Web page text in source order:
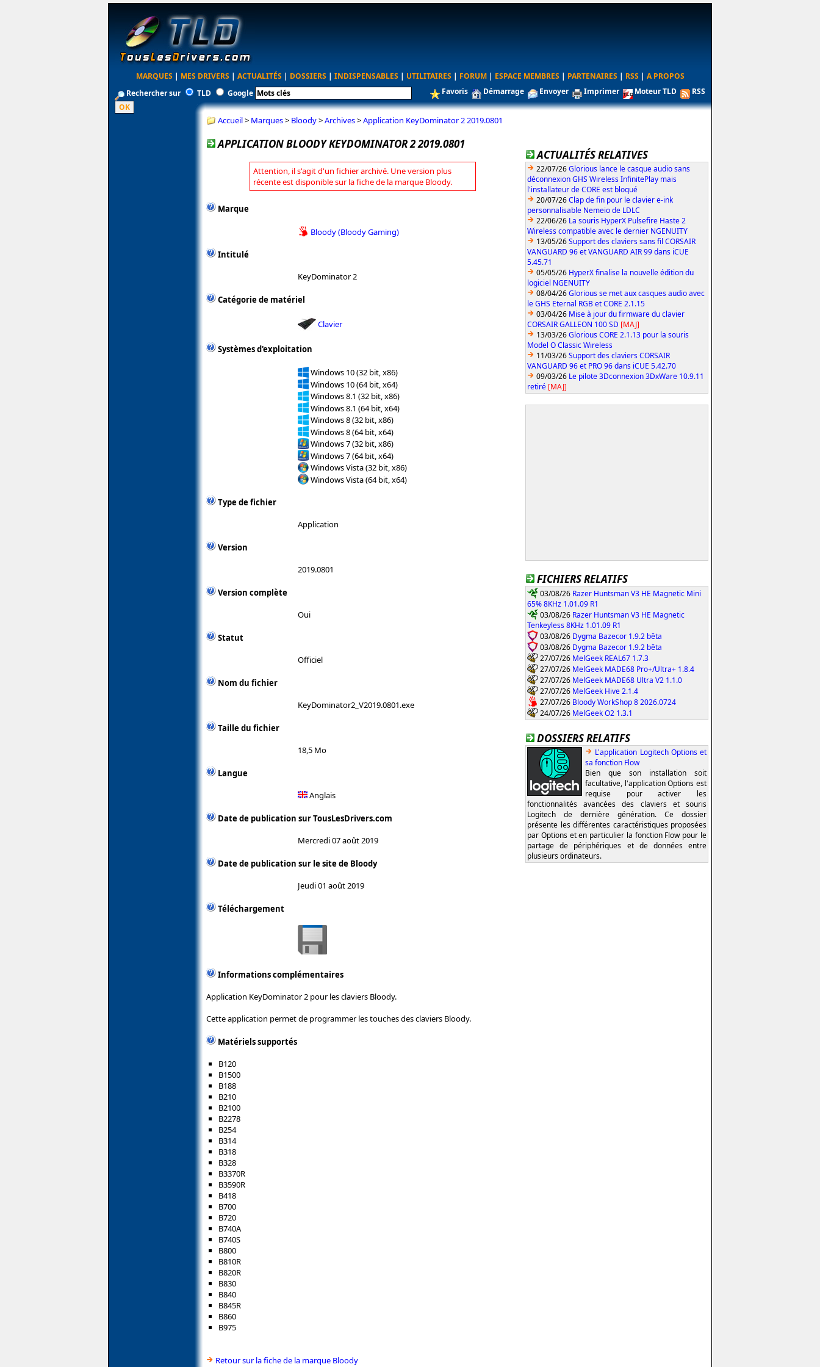
MARQUES | MES DRIVERS | ACTUALITÉS | DOSSIERS | INDISPENSABLES | UTILITAIRES | FORUM | ESPACE MEMBRES | PARTENAIRES | RSS | A PROPOS
Rechercher sur
TLD Google Favoris Démarrage Envoyer Imprimer Moteur TLD RSS
Accueil> Marques> Bloody>Archives>Application KeyDominator 2 2019.0801
APPLICATION BLOODY KEYDOMINATOR 2 2019.0801
Attention, il s'agit d'un fichier archivé. Une version plus
récente est disponible sur la fiche de la marque Bloody.
Marque
Bloody (Bloody Gaming)
Intitulé
KeyDominator 2
Catégorie de matériel
Clavier
Systèmes d'exploitation
Windows 10 (32 bit, x86)
Windows 10 (64 bit, x64)
Windows 8.1 (32 bit, x86)
Windows 8.1 (64 bit, x64)
Windows 8 (32 bit, x86)
Windows 8 (64 bit, x64)
Windows 7 (32 bit, x86)
Windows 7 (64 bit, x64)
Windows Vista (32 bit, x86)
Windows Vista (64 bit, x64)
Type de fichier
Application
Version
2019.0801
Version complète
Oui
Statut
Officiel
Nom du fichier
KeyDominator2_V2019.0801.exe
Taille du fichier
18,5 Mo
Langue
Anglais
Date de publication sur TousLesDrivers.com
Mercredi 07 août 2019
Date de publication sur le site de Bloody
Jeudi 01 août 2019
Téléchargement
Informations complémentaires
Application KeyDominator 2 pour les claviers Bloody.
Cette application permet de programmer les touches des claviers Bloody.
Matériels supportés
B120
B1500
B188
B210
B2100
B2278
B254
B314
B318
B328
B3370R
B3590R
B418
B700
B720
B740A
B740S
B800
B810R
B820R
B830
B840
B845R
B860
B975
Retour sur la fiche de la marque Bloody
ACTUALITÉS RELATIVES
22/07/26Glorious lance le casque audio sans
déconnexion GHS Wireless InfinitePlay mais
l'installateur de CORE est bloqué
20/07/26Clap de fin pour le clavier e-ink
personnalisable Nemeio de LDLC
22/06/26 La souris HyperX Pulsefire Haste 2
Wireless compatible avec le dernier NGENUITY
13/05/26Support des claviers sans fil CORSAIR
VANGUARD 96 et VANGUARD AIR 99 dans iCUE
5.45.71
05/05/26 HyperX finalise la nouvelle édition du
logiciel NGENUITY
08/04/26Glorious se met aux casques audio avec
le GHS Eternal RGB et CORE 2.1.15
03/04/26 Mise à jour du firmware du clavier
CORSAIR GALLEON 100 SD [MAJ]
13/03/26Glorious CORE 2.1.13 pour la souris
Model O Classic Wireless
11/03/26Support des claviers CORSAIR
VANGUARD 96 et PRO 96 dans iCUE 5.42.70
09/03/26 Le pilote 3Dconnexion 3DxWare 10.9.11
retiré [MAJ]
FICHIERS RELATIFS
03/08/26 Razer Huntsman V3 HE Magnetic Mini
65% 8KHz 1.01.09 R1
03/08/26 Razer Huntsman V3 HE Magnetic
Tenkeyless 8KHz 1.01.09 R1
03/08/26 Dygma Bazecor 1.9.2 bêta
03/08/26 Dygma Bazecor 1.9.2 bêta
27/07/26 MelGeek REAL67 1.7.3
27/07/26 MelGeek MADE68 Pro+/Ultra+ 1.8.4
27/07/26 MelGeek MADE68 Ultra V2 1.1.0
27/07/26 MelGeek Hive 2.1.4
27/07/26 Bloody WorkShop 8 2026.0724
24/07/26 MelGeek O2 1.3.1
DOSSIERS RELATIFS
L'application Logitech Options et
sa fonction Flow
Bien que son installation soit
facultative, l'application Options est
requise pour activer les
fonctionnalités avancées des claviers et souris
Logitech de dernière génération. Ce dossier
présente les différentes caractéristiques proposées
par Options et en particulier la fonction Flow pour le
partage de périphériques et de données entre
plusieurs ordinateurs.